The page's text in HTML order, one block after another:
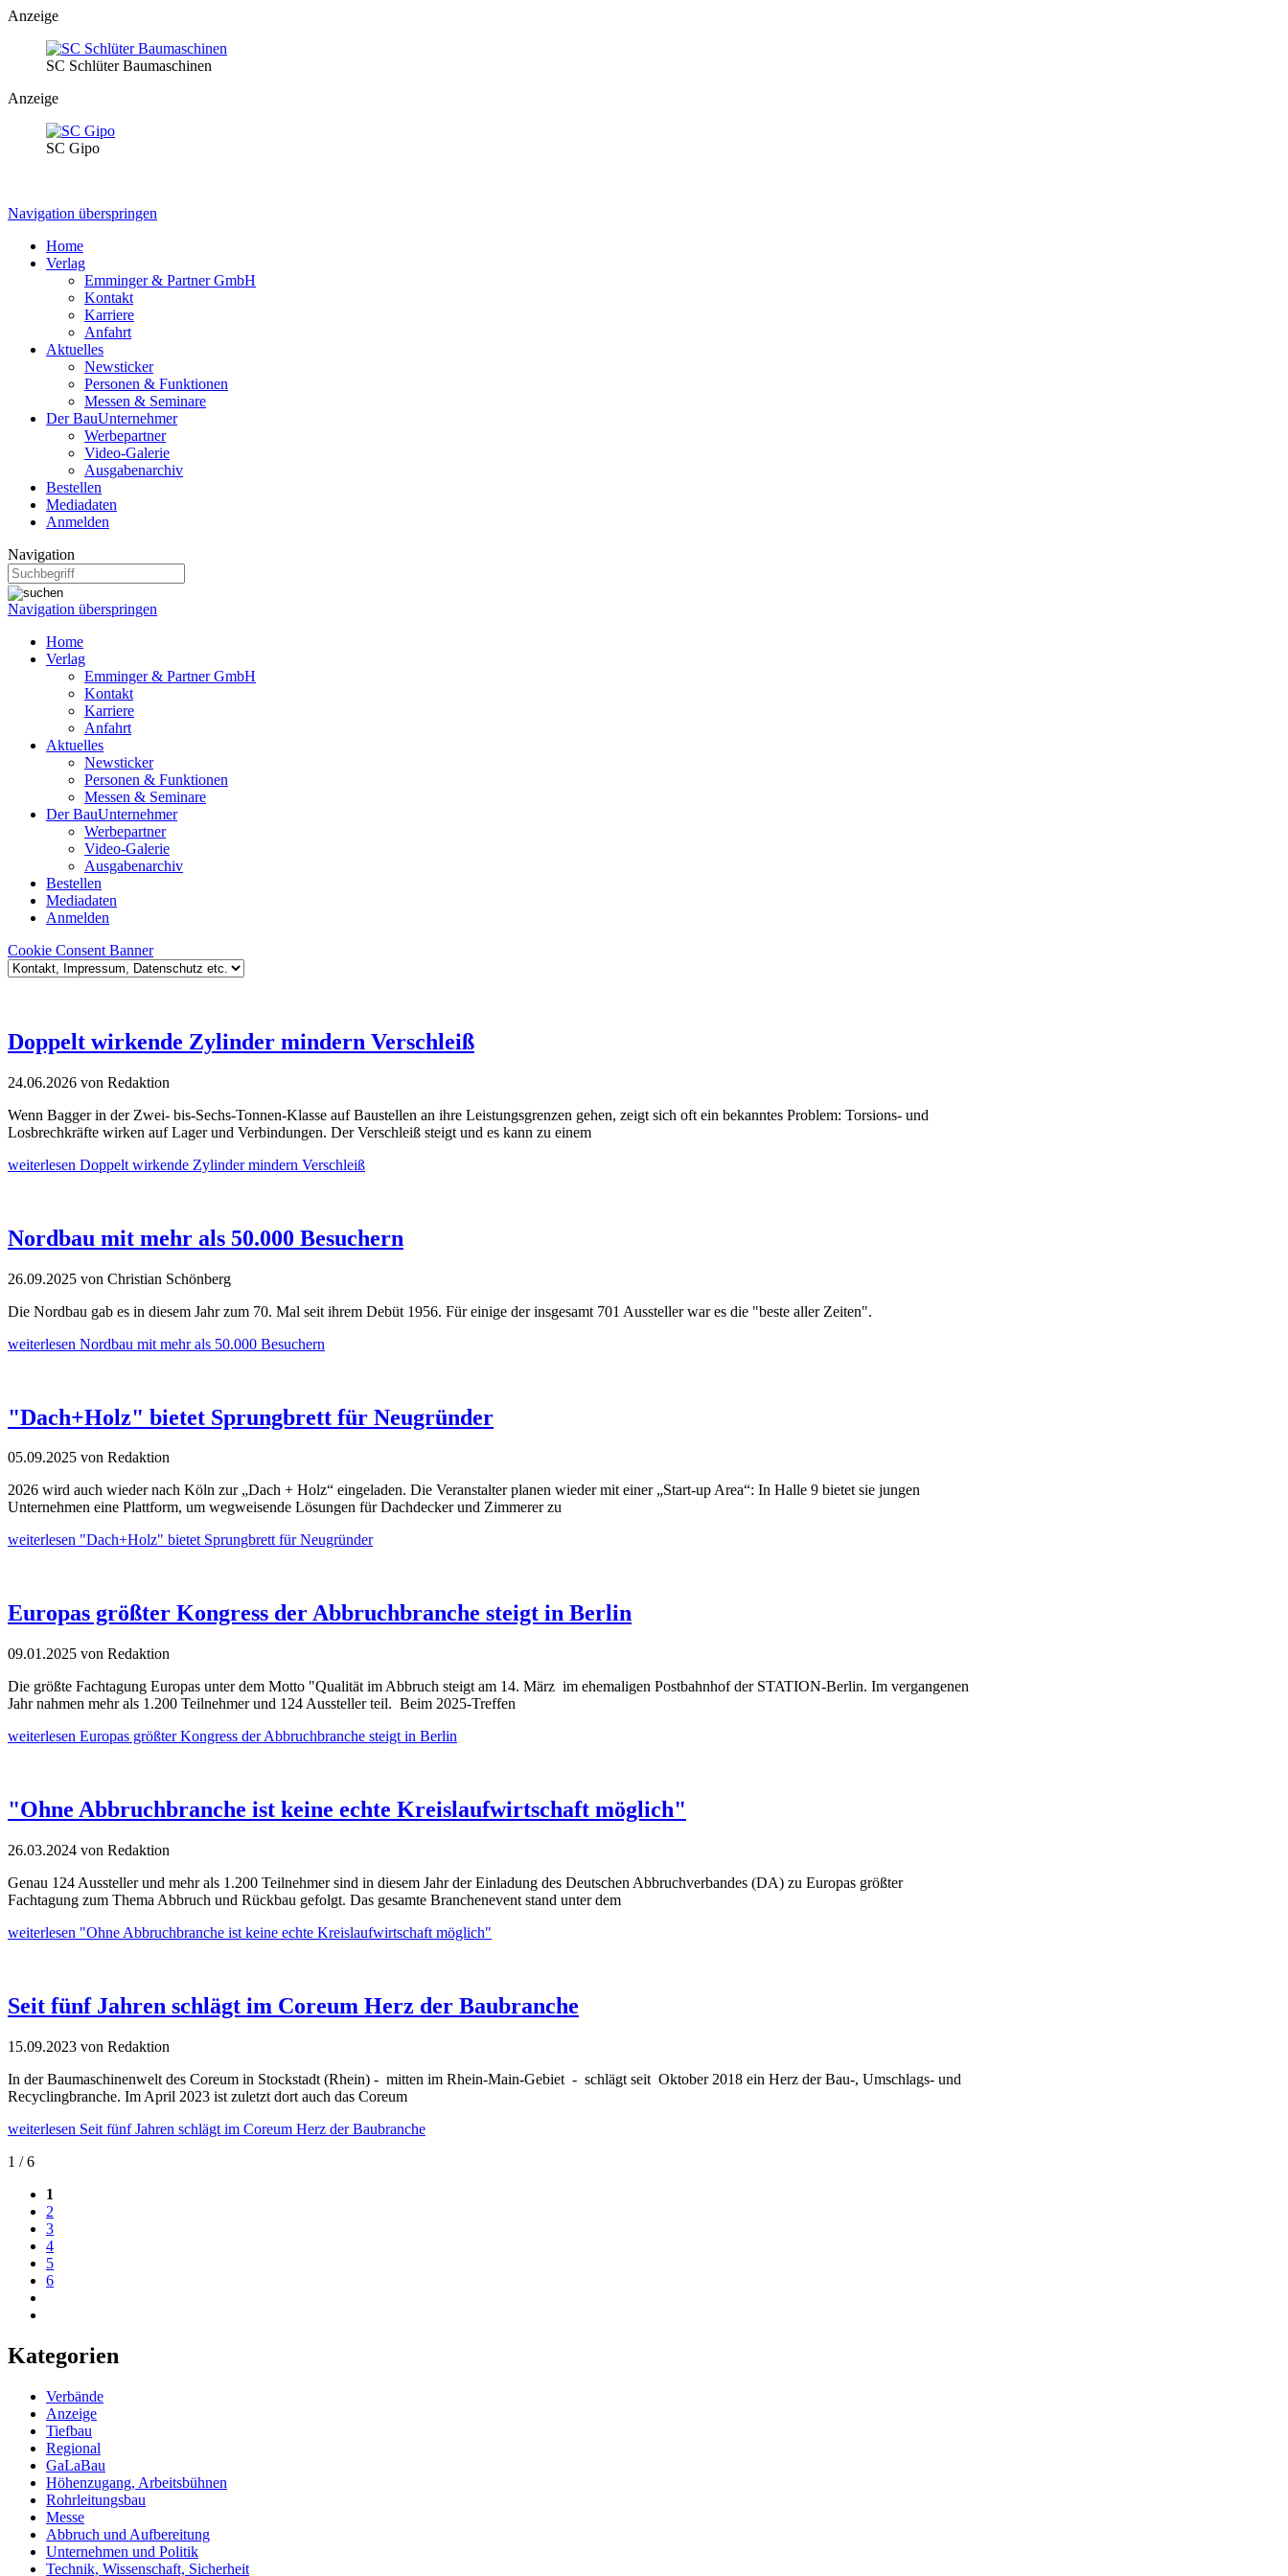
Anzeige
SC Schlüter Baumaschinen
Anzeige
SC Gipo
Navigation überspringen
Home
Verlag
Emminger & Partner GmbH
Kontakt
Karriere
Anfahrt
Aktuelles
Newsticker
Personen & Funktionen
Messen & Seminare
Der BauUnternehmer
Werbepartner
Video-Galerie
Ausgabenarchiv
Bestellen
Mediadaten
Anmelden
Navigation
Navigation überspringen
Home
Verlag
Emminger & Partner GmbH
Kontakt
Karriere
Anfahrt
Aktuelles
Newsticker
Personen & Funktionen
Messen & Seminare
Der BauUnternehmer
Werbepartner
Video-Galerie
Ausgabenarchiv
Bestellen
Mediadaten
Anmelden
Cookie Consent Banner
Doppelt wirkende Zylinder mindern Verschleiß
24.06.2026 von Redaktion
Wenn Bagger in der Zwei- bis-Sechs-Tonnen-Klasse auf Baustellen an ihre Leistungsgrenzen gehen, zeigt sich oft ein bekanntes Problem: Torsions- und
Losbrechkräfte wirken auf Lager und Verbindungen. Der Verschleiß steigt und es kann zu einem
weiterlesen Doppelt wirkende Zylinder mindern Verschleiß
Nordbau mit mehr als 50.000 Besuchern
26.09.2025 von Christian Schönberg
Die Nordbau gab es in diesem Jahr zum 70. Mal seit ihrem Debüt 1956. Für einige der insgesamt 701 Aussteller war es die "beste aller Zeiten".
weiterlesen Nordbau mit mehr als 50.000 Besuchern
"Dach+Holz" bietet Sprungbrett für Neugründer
05.09.2025 von Redaktion
2026 wird auch wieder nach Köln zur „Dach + Holz“ eingeladen. Die Veranstalter planen wieder mit einer „Start-up Area“: In Halle 9 bietet sie jungen
Unternehmen eine Plattform, um wegweisende Lösungen für Dachdecker und Zimmerer zu
weiterlesen "Dach+Holz" bietet Sprungbrett für Neugründer
Europas größter Kongress der Abbruchbranche steigt in Berlin
09.01.2025 von Redaktion
Die größte Fachtagung Europas unter dem Motto "Qualität im Abbruch steigt am 14. März im ehemaligen Postbahnhof der STATION-Berlin. Im vergangenen
Jahr nahmen mehr als 1.200 Teilnehmer und 124 Aussteller teil. Beim 2025-Treffen
weiterlesen Europas größter Kongress der Abbruchbranche steigt in Berlin
"Ohne Abbruchbranche ist keine echte Kreislaufwirtschaft möglich"
26.03.2024 von Redaktion
Genau 124 Aussteller und mehr als 1.200 Teilnehmer sind in diesem Jahr der Einladung des Deutschen Abbruchverbandes (DA) zu Europas größter
Fachtagung zum Thema Abbruch und Rückbau gefolgt. Das gesamte Branchenevent stand unter dem
weiterlesen "Ohne Abbruchbranche ist keine echte Kreislaufwirtschaft möglich"
Seit fünf Jahren schlägt im Coreum Herz der Baubranche
15.09.2023 von Redaktion
In der Baumaschinenwelt des Coreum in Stockstadt (Rhein) - mitten im Rhein-Main-Gebiet - schlägt seit Oktober 2018 ein Herz der Bau-, Umschlags- und
Recyclingbranche. Im April 2023 ist zuletzt dort auch das Coreum
weiterlesen Seit fünf Jahren schlägt im Coreum Herz der Baubranche
1 / 6
1
2
3
4
5
6
Kategorien
Verbände
Anzeige
Tiefbau
Regional
GaLaBau
Höhenzugang, Arbeitsbühnen
Rohrleitungsbau
Messe
Abbruch und Aufbereitung
Unternehmen und Politik
Technik, Wissenschaft, Sicherheit